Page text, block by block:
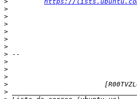
>
>
>
>
>
>
>
>
>
>
>
>